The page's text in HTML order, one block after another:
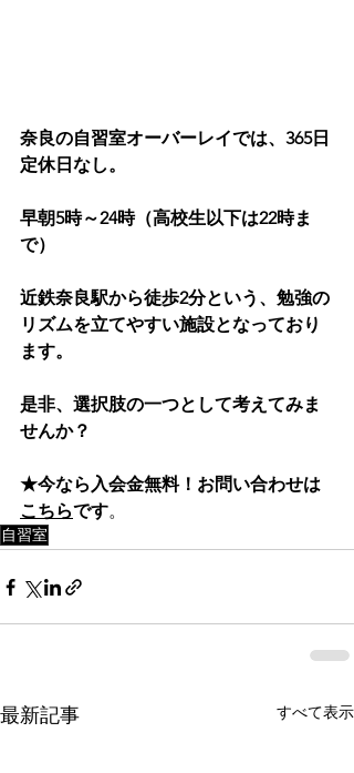
奈良の自習室オーバーレイでは、365日
定休日なし。
早朝5時～24時（高校生以下は22時ま
で）
近鉄奈良駅から徒歩2分という、勉強の
リズムを立てやすい施設となっており
ます。
是非、選択肢の一つとして考えてみま
せんか？
★今なら入会金無料！お問い合わせは
こちらです。
自習室
最新記事 すべて表示